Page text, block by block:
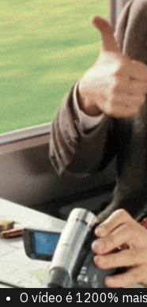
O vídeo é 1200%